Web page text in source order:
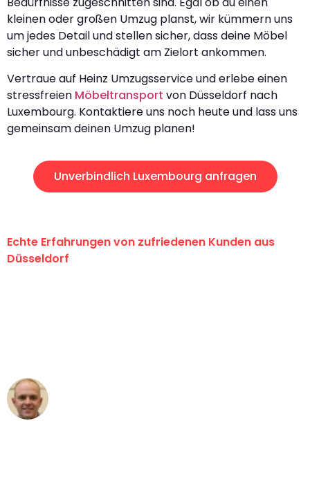
kleinen oder großen Umzug planst, wir kümmern uns
um jedes Detail und stellen sicher, dass deine Möbel
sicher und unbeschädigt am Zielort ankommen.
Vertraue auf Heinz Umzugsservice und erlebe einen
stressfreien Möbeltransport von Düsseldorf nach
Luxembourg. Kontaktiere uns noch heute und lass uns
gemeinsam deinen Umzug planen!
Unverbindlich Luxembourg anfragen
Echte Erfahrungen von zufriedenen Kunden aus
Düsseldorf